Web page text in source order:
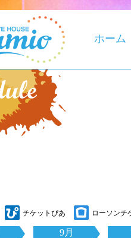
ホーム
チケットぴあ ローソンチ
9月